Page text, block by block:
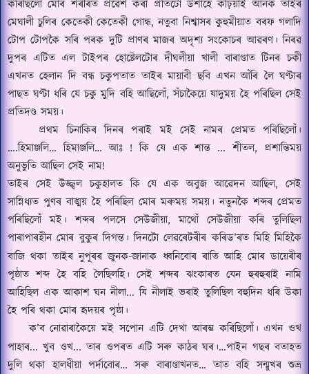
কৰিছিলোঁ মোৰ শৰীৰত প্রৱেশ কৰা প্রতিটো উশাহে কঢ়িয়াই আনক তাইৰ
মেঘালী চুলিৰ কেতেকী কেতেকী গোন্ধ,নতুবা নিশ্বাসৰ কুহুমীয়াত বৰফ গলাদি
টোপ টোপকৈ সৰি পৰক দুটি প্রাণৰ মাজৰ অদৃশ্য সংকোচৰ আৱৰণ। নিৰৱ
দুপৰ এটিত এল টাইপৰ হোষ্টেলটোৰ দীঘলীয়া খালী বাৰাণ্ডাত টিনৰ চকী
এখনত হেলান দি বন্ধ চকুপতাত তাইৰ মায়াবী ছবি এখন আঁৰি লৈ ঘণ্টাৰ
পাছত ঘণ্টা ধৰি যে চকু মুদি বহি আছিলোঁ,সঁচাকৈয়ে যাদুময় হৈ পৰিছিল সেই
প্রতিদণ্ড সময়।
প্রথম চিনাকিৰ দিনৰ পৰাই মই সেই নামৰ প্রেমত পৰিছিলোঁ।
….হিমাঞ্জলি… হিমাঞ্জলি… আঃ !কি যে এক শান্ত ...শীতল, প্রশান্তিময়
অনুভুতি আছিল সেই নাম!
তাইৰ সেই উজ্জ্বল চকুহালত কি যে এক অবুজ আৱেদন আছিল, সেই
সান্নিধ্যত পুণৰ বাঙ্ময় হৈ পৰিছিল মোৰ মৰুময় সময়। নতুনকৈ শব্দৰ প্রেমত
পৰিছিলোঁ মই। শব্দৰ পলসে সেউজীয়া,মাথোঁ সেউজীয়া কৰি তুলিছিল
পাৰাপাৰহীন মোৰ বুকুৰ দিগন্ত। দিনটো লেৱৰেটৰীৰ কৰিড’ৰত মিহি মিহিকৈ
বাজি থকা তাইৰ নুপূৰৰ জুনক-জানাক ধ্বনিবোৰ ৰাতি আহি মোৰ ডায়েৰীৰ
পৃষ্ঠাত শব্দ হৈ বহি লৈছিলহি। সেই শব্দৰ ঝংকাৰত যেন হুৰহুৰাই নামি
আহিছিল এক আকাশ ঘন নীলা...যি নীলাই ভৰাই তুলিছিল বহুদিন ধৰি উকা
হৈ পৰি থকা মোৰ হৃদয়ৰ পৃষ্ঠা।
ক’ব নোৱাৰাকৈয়ে মই সপোন এটি দেখা আৰম্ভ কৰিছিলোঁ। এখন ওখ
পাহাৰ...খুব ওখ...তাৰ ওপৰত এটি সৰু কাঠৰ ঘৰ।…পাইন গছৰ বতাহত
দুলি থকা হালধীয়া পর্দাবোৰ… সৰু বাৰাণ্ডাখনত…তাত বহি সন্মুখৰ শুভ্র